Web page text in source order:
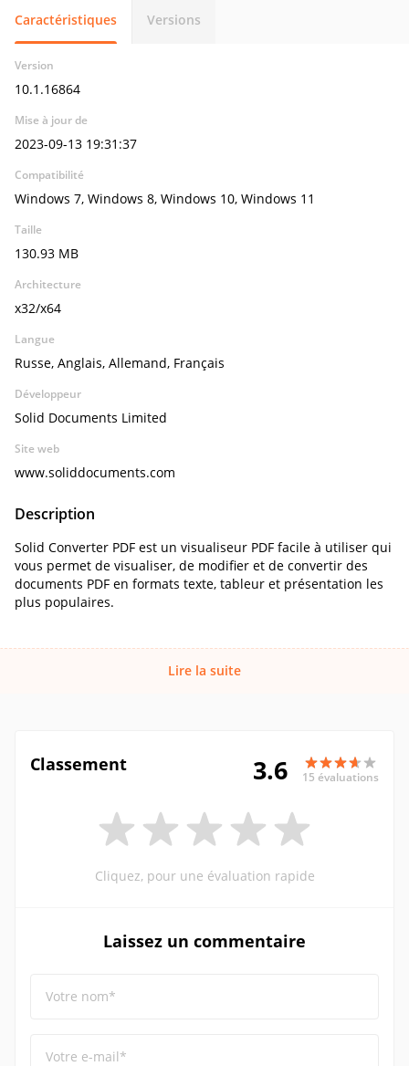
Caractéristiques Versions
Version
10.1.16864
Mise à jour de
2023-09-13 19:31:37
Compatibilité
Windows 7, Windows 8, Windows 10, Windows 11
Taille
130.93 MB
Architecture
x32/x64
Langue
Russe, Anglais, Allemand, Français
Développeur
Solid Documents Limited
Site web
www.soliddocuments.com
Description
Solid Converter PDF est un visualiseur PDF facile à utiliser qui
vous permet de visualiser, de modifier et de convertir des
documents PDF en formats texte, tableur et présentation les
plus populaires.
Lire la suite
Classement 3.6 15 évaluations
Cliquez, pour une évaluation rapide
Laissez un commentaire
Votre nom*
Votre e-mail*